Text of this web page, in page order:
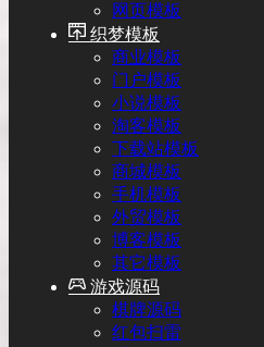
网页模板
织梦模板
商业模板
门户模板
小说模板
淘客模板
下载站模板
商城模板
手机模板
外贸模板
博客模板
其它模板
游戏源码
棋牌源码
红包扫雷